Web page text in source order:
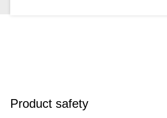
Product safety